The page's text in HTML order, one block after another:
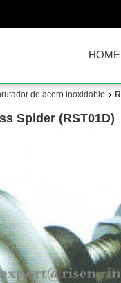
HOME
de acero inoxidable
Spider (RST01D)